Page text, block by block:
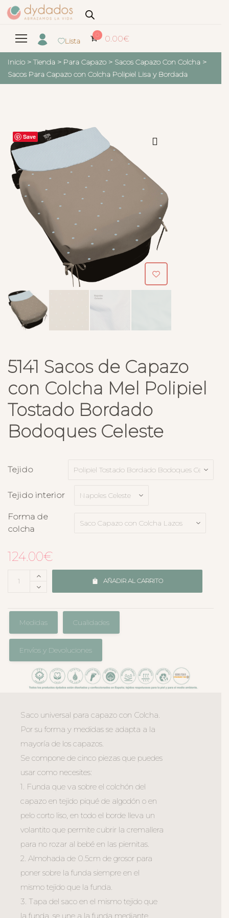
Lista
0 0.00€
Inicio > Tienda > Para Capazo > Sacos Capazo Con Colcha >
Sacos Para Capazo con Colcha Polipiel Lisa y Bordada
Save
5141 Sacos de Capazo
con Colcha Mel Polipiel
Tostado Bordado
Bodoques Celeste
Tejido
Tejido interior
Forma de
colcha
124.00€
AÑADIR AL CARRITO
Medidas Cualidades
Envíos y Devoluciones
Saco universal para capazo con Colcha.
Por su forma y medidas se adapta a la
mayoría de los capazos.
Se compone de cinco piezas que puedes
usar como necesites:
1. Funda que va sobre el colchón del
capazo en tejido piqué de algodón o en
pelo corto liso, en todo el borde lleva un
volantito que permite cubrir la cremallera
para no rozar al bebé en las piernitas.
2. Almohada de 0.5cm de grosor para
poner sobre la funda siempre en el
mismo tejido que la funda.
3. Tapa del saco en el mismo tejido que
la funda, se une a la funda mediante